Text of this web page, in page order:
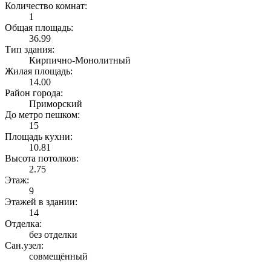
Количество комнат:
1
Общая площадь:
36.99
Тип здания:
Кирпично-Монолитный
Жилая площадь:
14.00
Район города:
Приморский
До метро пешком:
15
Площадь кухни:
10.81
Высота потолков:
2.75
Этаж:
9
Этажей в здании:
14
Отделка:
без отделки
Сан.узел:
совмещённый